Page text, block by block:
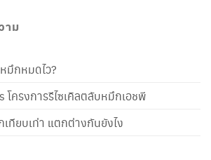
าม
มึกหมดไว?
โครงการรีไซเคิลตลับหมึกเอชพี
ยบเท่า แตกต่างกันยังไง